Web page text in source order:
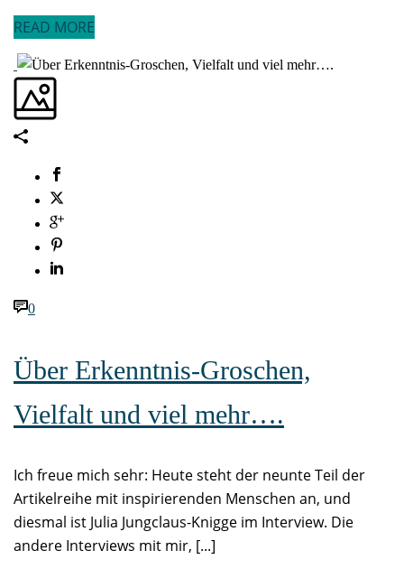
READ MORE
0
Über Erkenntnis-Groschen,
Vielfalt und viel mehr….
Ich freue mich sehr: Heute steht der neunte Teil der
Artikelreihe mit inspirierenden Menschen an, und
diesmal ist Julia Jungclaus-Knigge im Interview. Die
andere Interviews mit mir, [...]